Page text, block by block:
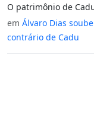
O patrimônio de
em Álvaro Dias
contrário de Cadu